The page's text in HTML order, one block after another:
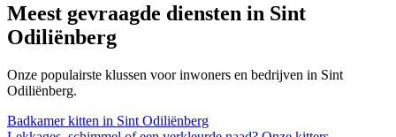
Meest gevraagde diensten in Sint
Odiliënberg
Onze populairste klussen voor inwoners en bedrijven in Sint
Odiliënberg.
Badkamer kitten in Sint Odiliënberg